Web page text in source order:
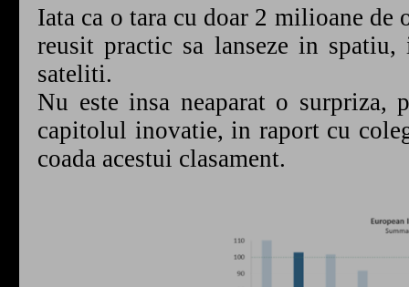
Iata ca o tara cu doar 2 milioane de
reusit practic sa lanseze in
sateliti.
Nu este insa neaparat o surpriza,
capitolul inovatie, in raport cu
coada acestui clasament.